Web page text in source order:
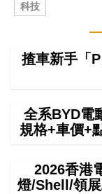
科技
揸車新手「
全系BYD電
規格+車價+
2026香港
燈/Shell/領